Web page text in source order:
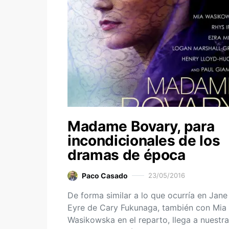
Madame Bovary, para
incondicionales de los
dramas de época
Paco Casado 23/05/2016
De forma similar a lo que ocurría en Jane
Eyre de Cary Fukunaga, también con Mia
Wasikowska en el reparto, llega a